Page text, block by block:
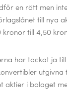
en rätt men
till nya
kronor till 4,50
har tackat ja
utgivna
aktier i bolaget